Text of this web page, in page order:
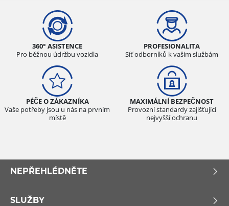
360° ASISTENCE
Pro běžnou údržbu vozidla
PROFESIONALITA
Síť odborníků k vašim službám
PÉČE O ZÁKAZNÍKA
Vaše potřeby jsou u nás na prvním
místě
MAXIMÁLNÍ BEZPEČNOST
Provozní standardy zajišťující
nejvyšší ochranu
NEPŘEHLÉDNĚTE
SLUŽBY